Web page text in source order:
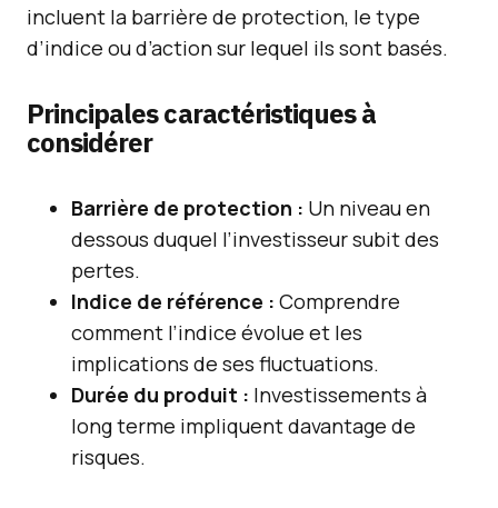
incluent la barrière de protection, le type
d’indice ou d’action sur lequel ils sont basés.
Principales caractéristiques à
considérer
Barrière de protection : Un niveau en
dessous duquel l’investisseur subit des
pertes.
Indice de référence : Comprendre
comment l’indice évolue et les
implications de ses fluctuations.
Durée du produit : Investissements à
long terme impliquent davantage de
risques.